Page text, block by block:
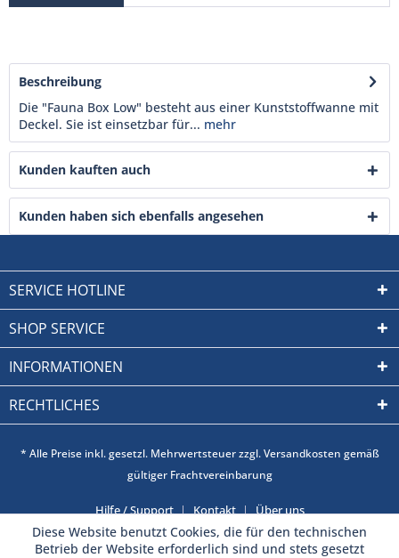
Beschreibung
Die "Fauna Box Low" besteht aus einer Kunststoffwanne mit
Deckel. Sie ist einsetzbar für... mehr
Kunden kauften auch
Kunden haben sich ebenfalls angesehen
SERVICE HOTLINE
SHOP SERVICE
INFORMATIONEN
RECHTLICHES
* Alle Preise inkl. gesetzl. Mehrwertsteuer zzgl. Versandkosten gemäß
gültiger Frachtvereinbarung
Hilfe / Support Kontakt Über uns
Diese Website benutzt Cookies, die für den technischen
Betrieb der Website erforderlich sind und stets gesetzt